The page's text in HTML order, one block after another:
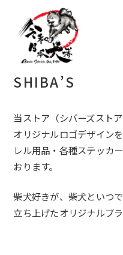
SHIBA’S
当ストア（シバーズスト
オリジナルロゴデザイン
レル用品・各種ステッカ
おります。
柴犬好きが、柴犬といつ
立ち上げたオリジナルブラ